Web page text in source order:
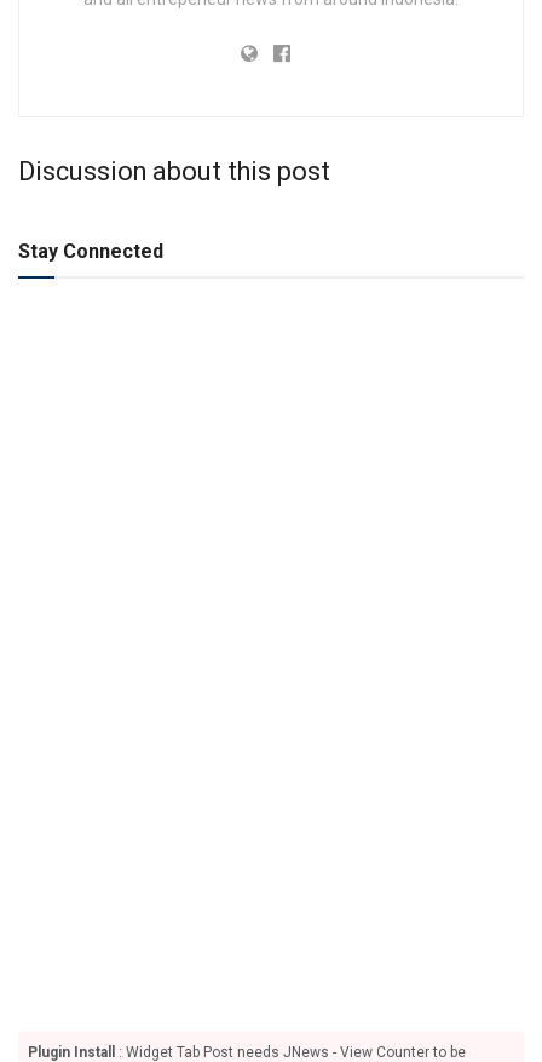
Discussion about this post
Stay Connected
Plugin Install
: Widget Tab Post needs JNews - View Counter to be